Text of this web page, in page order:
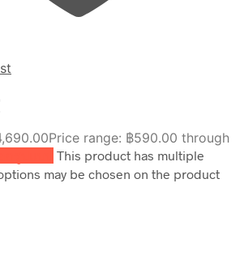
Price range: ฿590.00 through
This product has multiple
may be chosen on the product